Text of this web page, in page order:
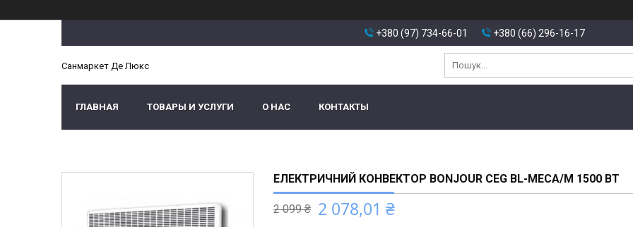
+380 (97) 734-66-01 +380 (66) 296-16-17
Санмаркет Де Люкс
ГЛАВНАЯ ТОВАРЫ И УСЛУГИ О НАС КОНТАКТЫ
ЕЛЕКТРИЧНИЙ КОНВЕКТОР BONJOUR CEG BL-MECA/M 1500 ВТ
2 099 ₴ 2 078,01 ₴